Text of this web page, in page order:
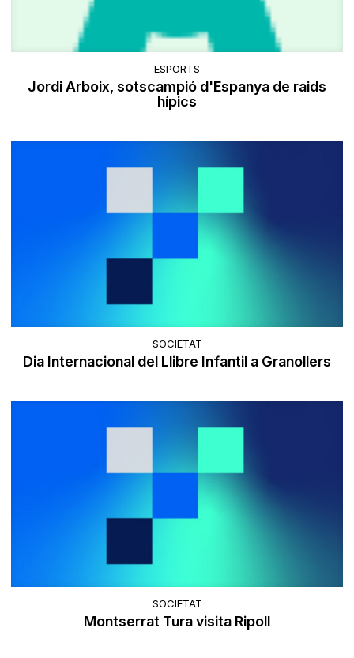
ESPORTS
Jordi Arboix, sotscampió d'Espanya de raids
hípics
SOCIETAT
Dia Internacional del Llibre Infantil a Granollers
SOCIETAT
Montserrat Tura visita Ripoll